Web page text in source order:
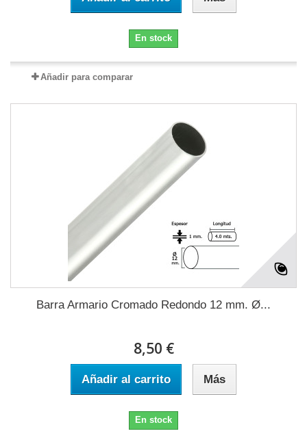
En stock
Añadir para comparar
Barra Armario Cromado Redondo 12 mm. Ø...
8,50 €
Añadir al carrito Más
En stock